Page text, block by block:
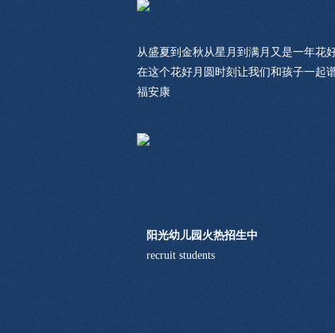
从盛夏到金秋从星月到满月又是一年花
在这个花好月圆时刻让我们和孩子一起
福安康
阳光幼儿园火热招生中
recruit students